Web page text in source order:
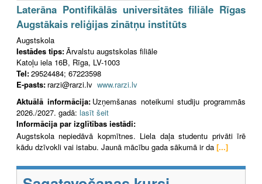
Laterāna Pontifikālās universitātes filiāle Rīgas
Augstākais reliģijas zinātņu institūts
Augstskola
Iestādes tips:Ārvalstu augstskolas filiāle
Katoļu iela 16B, Rīga, LV-1003
Tel:29524484; 67223598
E-pasts: rarzi@rarzi.lv www.rarzi.lv
Aktuālā informācija: Uzņemšanas noteikumi studiju programmās
2026./2027. gadā: lasīt šeit
Informācija par izglītības iestādi:
Augstskola nepiedāvā kopmītnes. Liela daļa studentu privāti īrē
kādu dzīvokli vai istabu. Jaunā mācību gada sākumā ir da [...]